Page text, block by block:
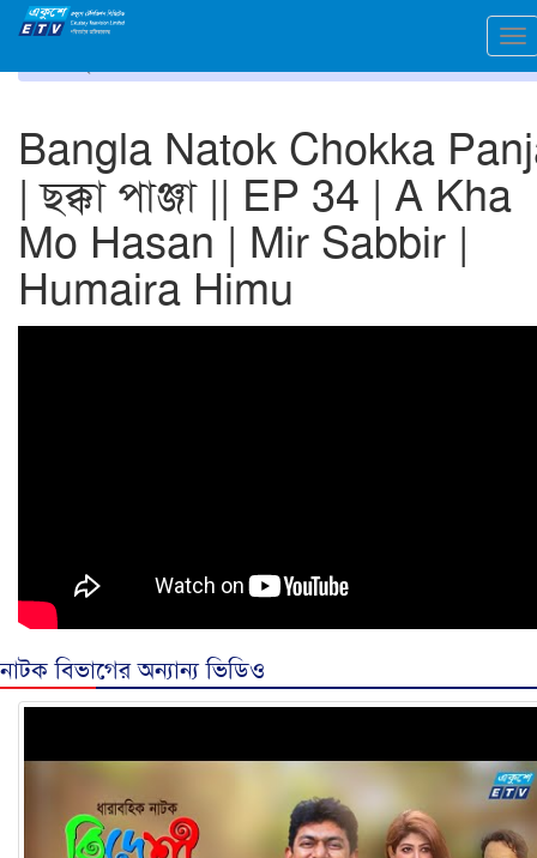
Bangla Natok Chokka
| ছক্কা পাঞ্জা || EP 34 | A Kha
Mo Hasan | Mir Sabbir |
Humaira Himu
নাটক বিভাগের অন্যান্য ভিডিও